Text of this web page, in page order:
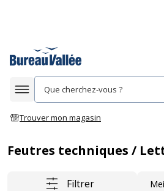
Afficher la navigation
Trouver mon magasin
Feutres techniques /
Filtrer Trier